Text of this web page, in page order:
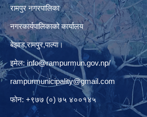
रामपुर नगरपालिका
नगरकार्यपालिकाको कार्यालय
बेझाड,रामपुर,पाल्पा।
इमेल: info@rampurmun.gov.np/
rampurmunicipality@gmail.com
फोन: +९७७ (०) ७५ ४००१४५